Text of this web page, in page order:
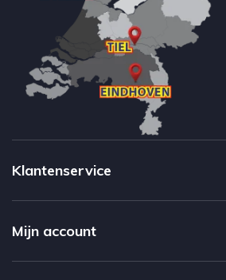
Klantenservice
Mijn account